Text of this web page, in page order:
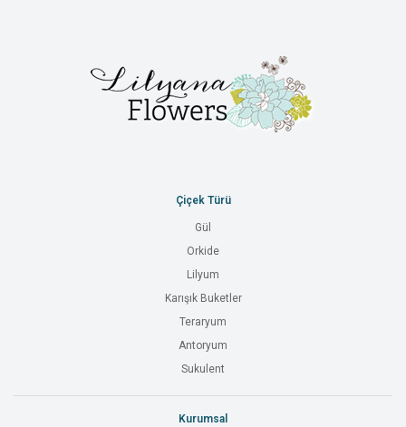
Çiçek Türü
Gül
Orkide
Lilyum
Karışık Buketler
Teraryum
Antoryum
Sukulent
Kurumsal